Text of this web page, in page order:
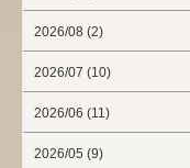
2026/08 (2)
2026/07 (10)
2026/06 (11)
2026/05 (9)